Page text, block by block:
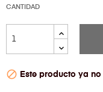
CANTIDAD
 Este producto ya